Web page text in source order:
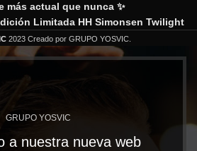
más actual que nunca ✨
Limitada HH Simonsen Twilight
2023 Creado por GRUPO YOSVIC.
GRUPO YOSVIC
a nuestra nueva web